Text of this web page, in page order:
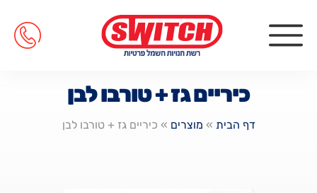
כיריים גז + טורבו לבן
דף הבית » מוצרים » כיריים גז + טורבו לבן